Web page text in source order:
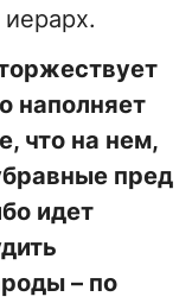
наполняет
что на нем,
пред
идет
– по